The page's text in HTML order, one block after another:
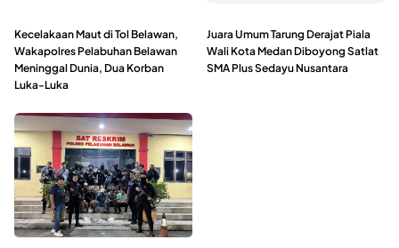
Kecelakaan Maut di Tol Belawan,
Wakapolres Pelabuhan Belawan
Meninggal Dunia, Dua Korban
Luka-Luka
Juara Umum Tarung Derajat Piala
Wali Kota Medan Diboyong Satlat
SMA Plus Sedayu Nusantara